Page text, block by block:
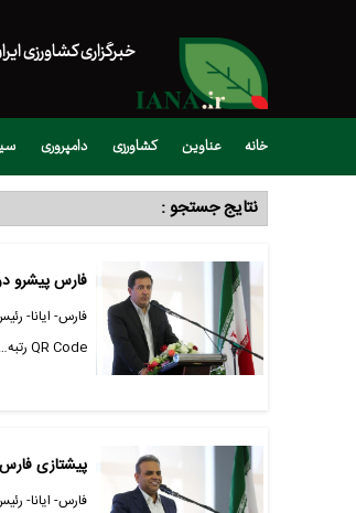
خبرگزاری کشاورزی
خانه عناوین کشاورزی دامپروری
نتایج جستجو :
فارس پیشرو
فارس- ایانا-
QR Code رتبه…
پیشتازی
فارس- ایانا-